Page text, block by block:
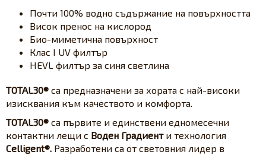
Почти 100% водно съдържание на повърхността
Висок пренос на кислород
Био-миметична повърхност
Клас I UV филтър
HEVL филтър за синя светлина
TOTAL30® са предназначени за хората с най-високи
изисквания към качеството и комфорта.
TOTAL30® са първите и единствени едномесечни
контактни лещи с Воден Градиент и технология
Celligent®. Разработени са от световния лидер в